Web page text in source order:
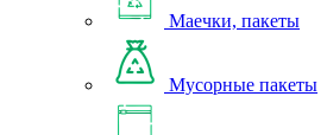
Маечки, пакеты
Мусорные пакеты